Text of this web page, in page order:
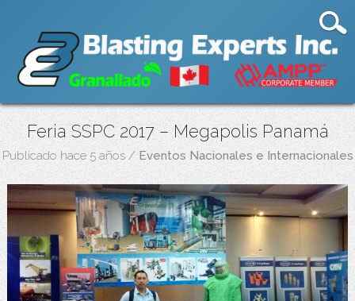
Feria SSPC 2017 – Megapolis Panamá
Publicado hace 5 años/ Eventos Nacionales e Internacionales